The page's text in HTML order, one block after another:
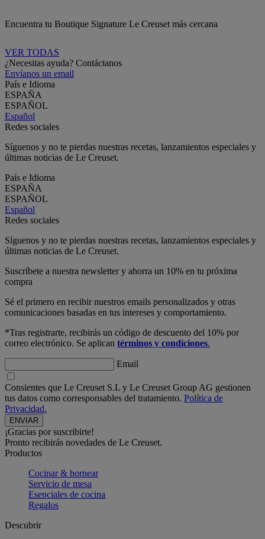
Encuentra tu Boutique Signature Le Creuset más cercana
VER TODAS
¿Necesitas ayuda? Contáctanos
Envíanos un email
País e Idioma
ESPAÑA
ESPAÑOL
Español
Redes sociales
Síguenos y no te pierdas nuestras recetas, lanzamientos especiales y
últimas noticias de Le Creuset.
País e Idioma
ESPAÑA
ESPAÑOL
Español
Redes sociales
Síguenos y no te pierdas nuestras recetas, lanzamientos especiales y
últimas noticias de Le Creuset.
Suscríbete a nuestra newsletter y ahorra un 10% en tu próxima
compra
Sé el primero en recibir nuestros emails personalizados y otras
comunicaciones basadas en tus intereses y comportamiento.
*Tras registrarte, recibirás un código de descuento del 10% por
correo electrónico. Se aplican términos y condiciones.
Email
Consientes que Le Creuset S.L y Le Creuset Group AG gestionen
tus datos como corresponsables del tratamiento. Política de
Privacidad.
¡Gracias por suscribirte!
Pronto recibirás novedades de Le Creuset.
Productos
Cocinar & hornear
Servicio de mesa
Esenciales de cocina
Regalos
Descubrir